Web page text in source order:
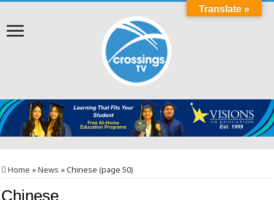
Home »News »Chinese (page 50)
Chinese
Translate »